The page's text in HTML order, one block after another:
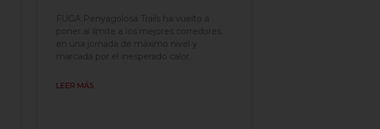
FUGA Penyagolosa Trails ha vuelto a
poner al límite a los mejores corredores
en una jornada de máximo nivel y
marcada por el inesperado calor.
LEER MÁS